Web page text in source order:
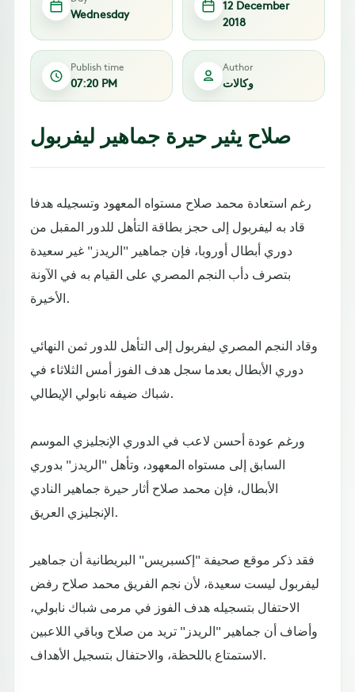
Wednesday
12 December
2018
Publish time
07:20 PM
Author
وكالات
صلاح يثير حيرة جماهير ليفربول
رغم استعادة محمد صلاح مستواه المعهود وتسجيله هدفا
قاد به ليفربول إلى حجز بطاقة التأهل للدور المقبل من
دوري أبطال أوروبا، فإن جماهير "الريدز" غير سعيدة
بتصرف دأب النجم المصري على القيام به في الآونة
الأخيرة.
وقاد النجم المصري ليفربول إلى التأهل للدور ثمن النهائي
دوري الأبطال بعدما سجل هدف الفوز أمس الثلاثاء في
شباك ضيفه نابولي الإيطالي.
ورغم عودة أحسن لاعب في الدوري الإنجليزي الموسم
السابق إلى مستواه المعهود، وتأهل "الريدز" بدوري
الأبطال، فإن محمد صلاح أثار حيرة جماهير النادي
الإنجليزي العريق.
فقد ذكر موقع صحيفة "إكسبريس" البريطانية أن جماهير
ليفربول ليست سعيدة، لأن نجم الفريق محمد صلاح رفض
الاحتفال بتسجيله هدف الفوز في مرمى شباك نابولي،
وأضاف أن جماهير "الريدز" تريد من صلاح وباقي اللاعبين
الاستمتاع باللحظة، والاحتفال بتسجيل الأهداف.